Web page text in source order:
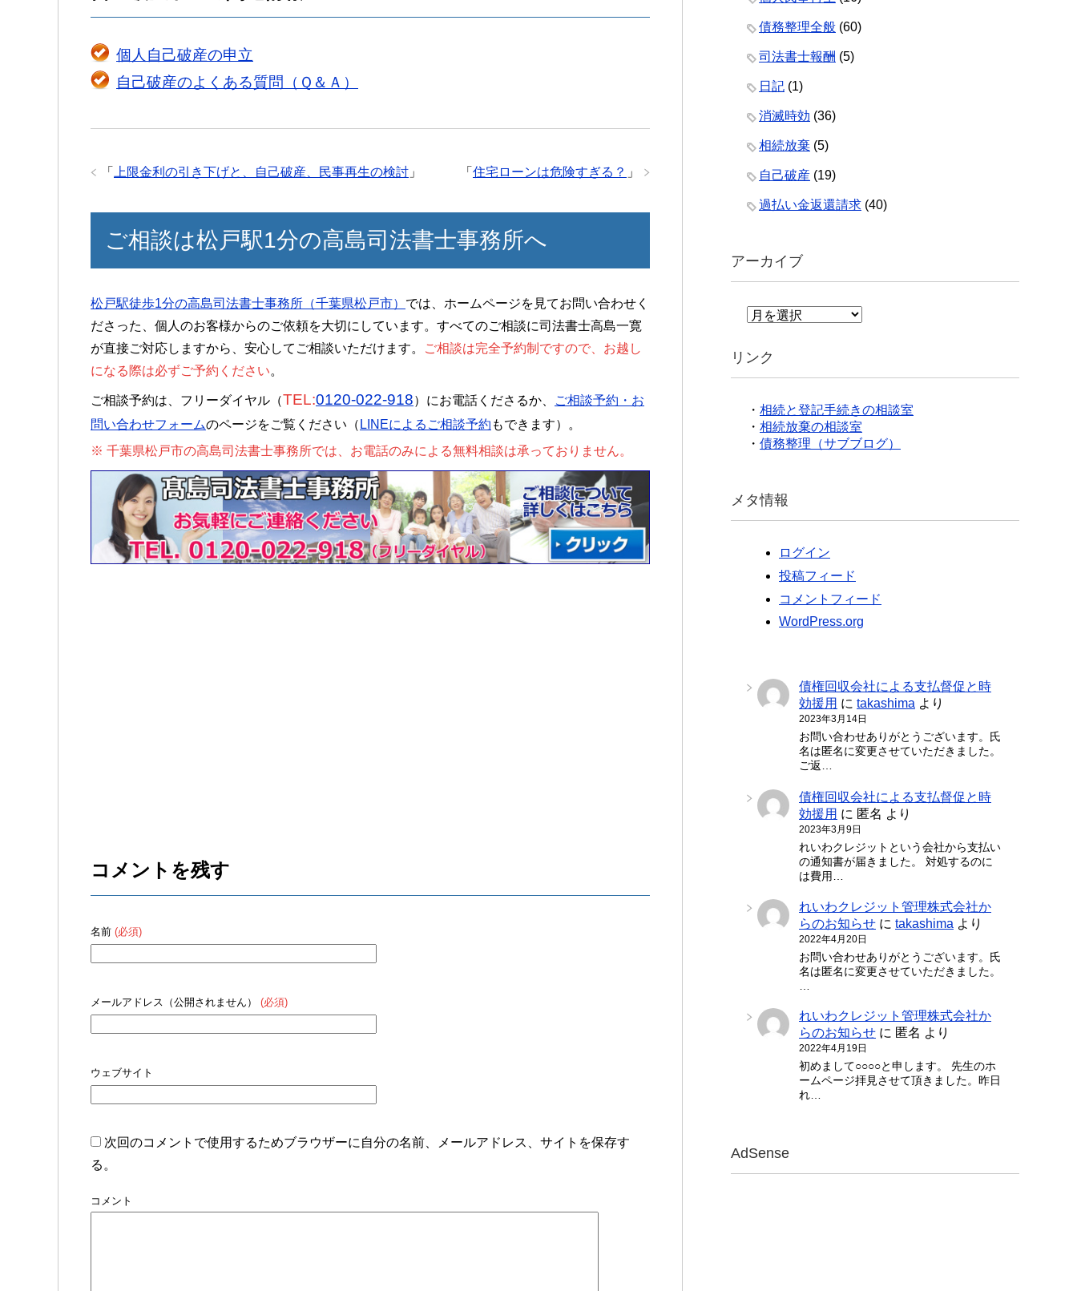
個人自己破産の申立
自己破産のよくある質問（Ｑ＆Ａ）
「 住宅ローンは危険すぎる？ 」
「 上限金利の引き下げと、自己破産、民事再生の検討 」
ご相談は松戸駅1分の高島司法書士事務所へ
松戸駅徒歩1分の高島司法書士事務所（千葉県松戸市） では、ホームページを見てお問い合わせく
ださった、個人のお客様からのご依頼を大切にしています。すべてのご相談に司法書士高島一寛
が直接ご対応しますから、安心してご相談いただけます。
ご相談は完全予約制ですので、お越し
になる際は必ずご予約ください。
ご相談予約は、フリーダイヤル（TEL:0120-022-918）にお電話くださるか、
ご相談予約・お
問い合わせフォームのページをご覧ください（ LINEによるご相談予約 もできます）。
※ 千葉県松戸市の高島司法書士事務所では、お電話のみによる無料相談は承っておりません。
コメントを残す
名前 (必須)
メールアドレス（公開されません） (必須)
ウェブサイト
次回のコメントで使用するためブラウザーに自分の名前、メールアドレス、サイトを保存す
る。
コメント
債務整理全般 (60)
司法書士報酬 (5)
日記 (1)
消滅時効 (36)
相続放棄 (5)
自己破産 (19)
過払い金返還請求 (40)
アーカイブ
ア
イ
ブ
リンク
・ 相続と登記手続きの相談室
・ 相続放棄の相談室
・ 債務整理（サブブログ）
メタ情報
ログイン
投稿フィード
コメントフィード
WordPress.org
債権回収会社による支払督促と時
効援用 に takashima より
2023年3月14日
お問い合わせありがとうございます。氏
名は匿名に変更させていただきました。
ご返…
債権回収会社による支払督促と時
効援用 に 匿名 より
2023年3月9日
れいわクレジットという会社から支払い
の通知書が届きました。 対処するのに
は費用…
れいわクレジット管理株式会社か
らのお知らせ に takashima より
2022年4月20日
お問い合わせありがとうございます。氏
名は匿名に変更させていただきました。
…
れいわクレジット管理株式会社か
らのお知らせ に 匿名 より
2022年4月19日
初めまして○○○○と申します。 先生のホ
ームページ拝見させて頂きました。昨日
れ…
AdSense